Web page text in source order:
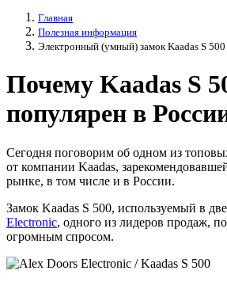
Главная
Полезная информация
Электронный (умный) замок Kaadas S 500
Почему Kaadas S
популярен в
Сегодня поговорим об одном из
от компании Kaadas,
рынке, в том числе и в России.
Замок Kaadas S 500, используемый в
Electronic, одного из лидеров продаж,
огромным спросом.